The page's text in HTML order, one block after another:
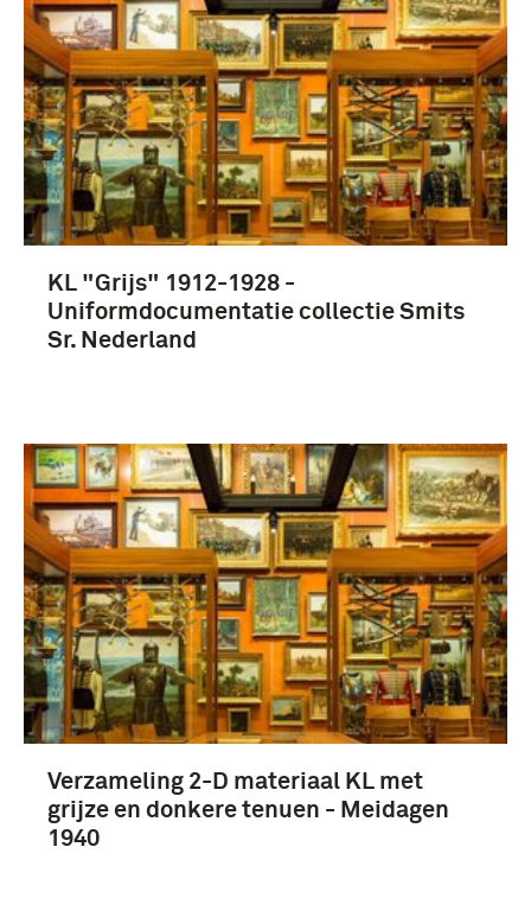
KL "Grijs" 1912-1928 -
Uniformdocumentatie collectie Smits
Sr. Nederland
Verzameling 2-D materiaal KL met
grijze en donkere tenuen - Meidagen
1940